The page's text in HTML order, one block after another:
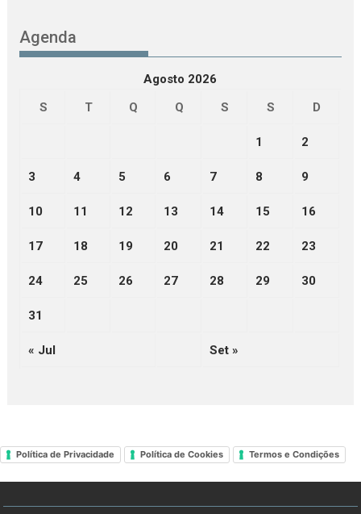
Agenda
Agosto 2026
S
T Q Q S S D
1 2
3 4 5 6 7 8 9
10 11 12 13 14 15 16
17 18 19 20 21 22 23
24 25 26 27 28 29 30
31
« Jul Set »
Política de Privacidade Política de Cookies Termos e Condições